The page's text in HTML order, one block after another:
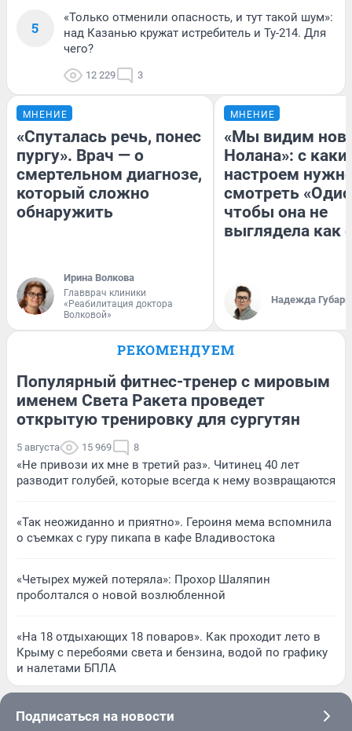
5
«Только отменили опасность, и тут такой шум»:
над Казанью кружат истребитель и Ту-214. Для
чего?
12 229 3
МНЕНИЕ
«Спуталась речь, понес
пургу». Врач — о
смертельном диагнозе,
который сложно
обнаружить
Ирина Волкова
Главврач клиники
«Реабилитация доктора
Волковой»
МНЕНИЕ
«Мы видим
Нолана»: с
настроем
смотреть
чтобы она не
выглядела как
Надежда Губарь
РЕКОМЕНДУЕМ
Популярный фитнес-тренер с мировым
именем Света Ракета проведет
открытую тренировку для сургутян
5 августа 15 969 8
«Не привози их мне в третий раз». Читинец 40 лет
разводит голубей, которые всегда к нему возвращаются
«Так неожиданно и приятно». Героиня мема вспомнила
о съемках с гуру пикапа в кафе Владивостока
«Четырех мужей потеряла»: Прохор Шаляпин
проболтался о новой возлюбленной
«На 18 отдыхающих 18 поваров». Как проходит лето в
Крыму с перебоями света и бензина, водой по графику
и налетами БПЛА
Подписаться на новости